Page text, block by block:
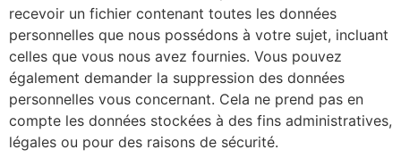
recevoir un fichier contenant toutes les données
personnelles que nous possédons à votre sujet, incluant
celles que vous nous avez fournies. Vous pouvez
également demander la suppression des données
personnelles vous concernant. Cela ne prend pas en
compte les données stockées à des fins administratives,
légales ou pour des raisons de sécurité.